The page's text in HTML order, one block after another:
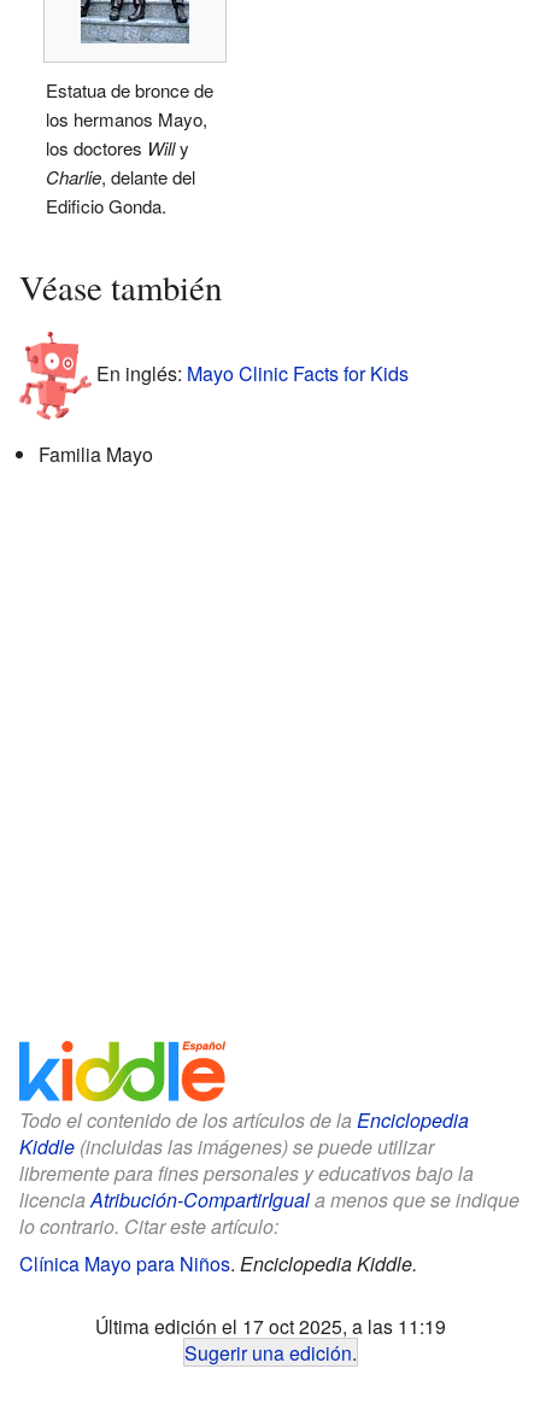
Estatua de bronce de
los hermanos Mayo,
los doctores Willy
Charlie, delante del
Edificio Gonda.
Véase también
En inglés: Mayo Clinic Facts for Kids
Familia Mayo
Todo el contenido de los artículos de la Enciclopedia
Kiddle (incluidas las imágenes) se puede utilizar
libremente para fines personales y educativos bajo la
licencia Atribución-CompartirIguala menos que se indique
lo contrario. Citar este artículo:
Clínica Mayo para Niños. Enciclopedia Kiddle.
Última edición el 17 oct 2025, a las 11:19
Sugerir una edición.